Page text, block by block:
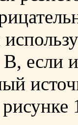
если